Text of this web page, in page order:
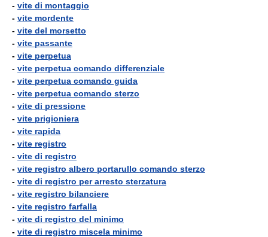
- vite di montaggio
- vite mordente
- vite del morsetto
- vite passante
- vite perpetua
- vite perpetua comando differenziale
- vite perpetua comando guida
- vite perpetua comando sterzo
- vite di pressione
- vite prigioniera
- vite rapida
- vite registro
- vite di registro
- vite registro albero portarullo comando sterzo
- vite di registro per arresto sterzatura
- vite registro bilanciere
- vite registro farfalla
- vite di registro del minimo
- vite di registro miscela minimo